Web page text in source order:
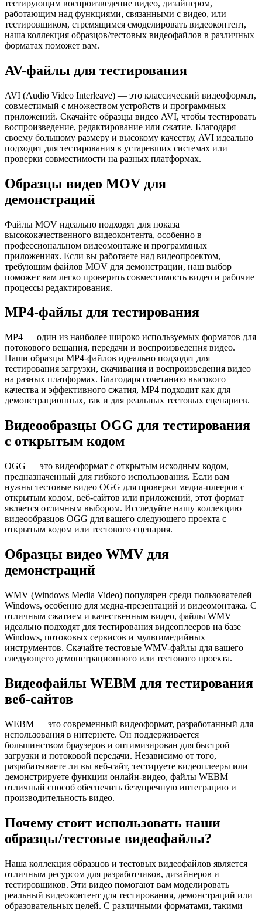
тестирующим воспроизведение видео, дизайнером,
работающим над функциями, связанными с видео, или
тестировщиком, стремящимся смоделировать видеоконтент,
наша коллекция образцов/тестовых видеофайлов в различных
форматах поможет вам.
AV-файлы для тестирования
AVI (Audio Video Interleave) — это классический видеоформат,
совместимый с множеством устройств и программных
приложений. Скачайте образцы видео AVI, чтобы тестировать
воспроизведение, редактирование или сжатие. Благодаря
своему большому размеру и высокому качеству, AVI идеально
подходит для тестирования в устаревших системах или
проверки совместимости на разных платформах.
Образцы видео MOV для
демонстраций
Файлы MOV идеально подходят для показа
высококачественного видеоконтента, особенно в
профессиональном видеомонтаже и программных
приложениях. Если вы работаете над видеопроектом,
требующим файлов MOV для демонстрации, наш выбор
поможет вам легко проверить совместимость видео и рабочие
процессы редактирования.
MP4-файлы для тестирования
MP4 — один из наиболее широко используемых форматов для
потокового вещания, передачи и воспроизведения видео.
Наши образцы MP4-файлов идеально подходят для
тестирования загрузки, скачивания и воспроизведения видео
на разных платформах. Благодаря сочетанию высокого
качества и эффективного сжатия, MP4 подходит как для
демонстрационных, так и для реальных тестовых сценариев.
Видеообразцы OGG для тестирования
с открытым кодом
OGG — это видеоформат с открытым исходным кодом,
предназначенный для гибкого использования. Если вам
нужны тестовые видео OGG для проверки медиа-плееров с
открытым кодом, веб-сайтов или приложений, этот формат
является отличным выбором. Исследуйте нашу коллекцию
видеообразцов OGG для вашего следующего проекта с
открытым кодом или тестового сценария.
Образцы видео WMV для
демонстраций
WMV (Windows Media Video) популярен среди пользователей
Windows, особенно для медиа-презентаций и видеомонтажа. С
отличным сжатием и качественным видео, файлы WMV
идеально подходят для тестирования видеоплееров на базе
Windows, потоковых сервисов и мультимедийных
инструментов. Скачайте тестовые WMV-файлы для вашего
следующего демонстрационного или тестового проекта.
Видеофайлы WEBM для тестирования
веб-сайтов
WEBM — это современный видеоформат, разработанный для
использования в интернете. Он поддерживается
большинством браузеров и оптимизирован для быстрой
загрузки и потоковой передачи. Независимо от того,
разрабатываете ли вы веб-сайт, тестируете видеоплееры или
демонстрируете функции онлайн-видео, файлы WEBM —
отличный способ обеспечить безупречную интеграцию и
производительность видео.
Почему стоит использовать наши
образцы/тестовые видеофайлы?
Наша коллекция образцов и тестовых видеофайлов является
отличным ресурсом для разработчиков, дизайнеров и
тестировщиков. Эти видео помогают вам моделировать
реальный видеоконтент для тестирования, демонстраций или
образовательных целей. С различными форматами, такими